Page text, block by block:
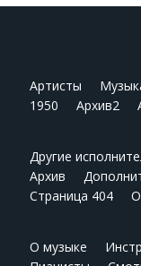
Артисты
1950
Архив2
Другие
Архив
Страница 404
О музыке